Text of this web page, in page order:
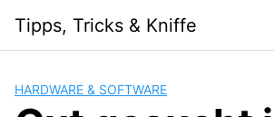
content
Tipps, Tricks & Kniffe
HARDWARE & SOFTWARE